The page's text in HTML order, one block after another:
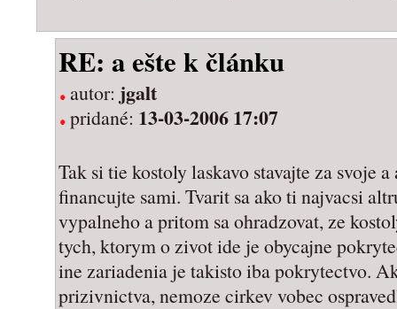
RE: a ešte k článku
autor: jgalt
pridané: 13-03-2006 17:07
Tak si tie kostoly laskavo stavajte za svoje
financujte sami. Tvarit sa ako ti najvacsi
vypalneho a pritom sa ohradzovat, ze
tych, ktorym o zivot ide je obycajne
ine zariadenia je takisto iba pokrytectvo.
prizivnictva, nemoze cirkev vobec